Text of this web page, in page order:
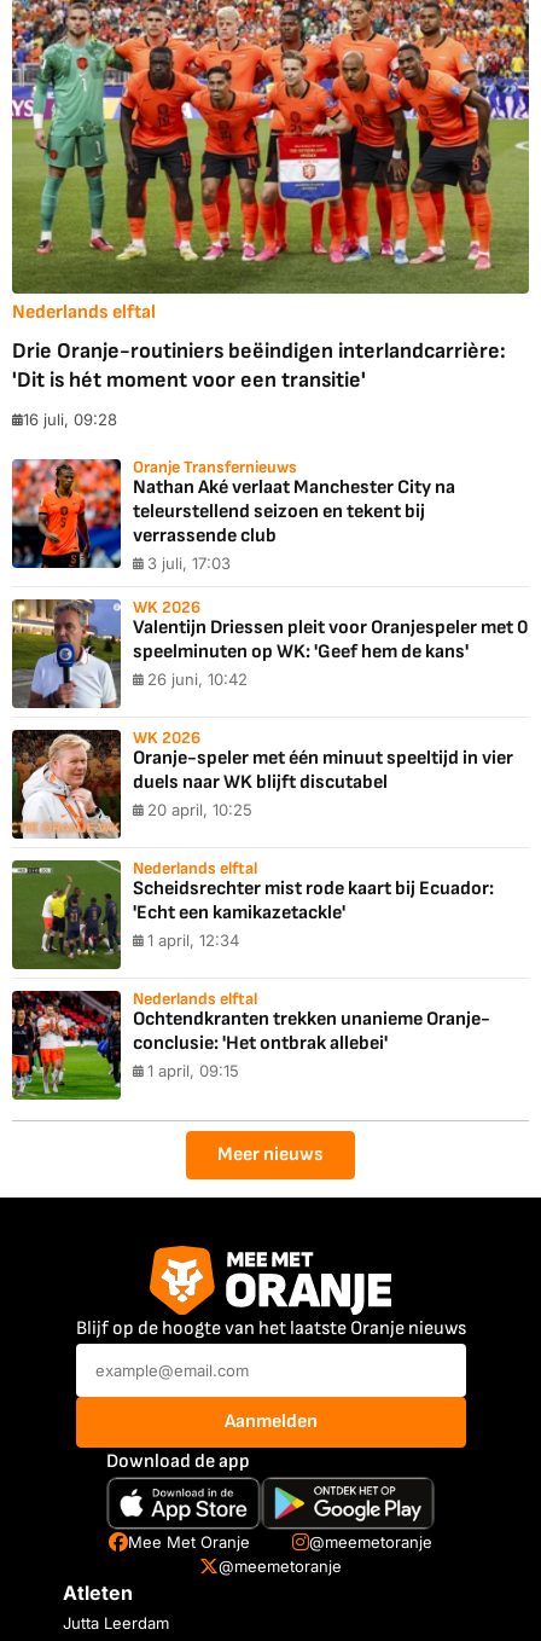
Nederlands elftal
Drie Oranje-routiniers beëindigen interlandcarrière:
'Dit is hét moment voor een transitie'
16 juli, 09:28
Oranje Transfernieuws
Nathan Aké verlaat Manchester City na
teleurstellend seizoen en tekent bij
verrassende club
3 juli, 17:03
WK 2026
Valentijn Driessen pleit voor Oranjespeler met 0
speelminuten op WK: 'Geef hem de kans'
26 juni, 10:42
WK 2026
Oranje-speler met één minuut speeltijd in vier
duels naar WK blijft discutabel
20 april, 10:25
Nederlands elftal
Scheidsrechter mist rode kaart bij Ecuador:
'Echt een kamikazetackle'
1 april, 12:34
Nederlands elftal
Ochtendkranten trekken unanieme Oranje-
conclusie: 'Het ontbrak allebei'
1 april, 09:15
Meer nieuws
Blijf op de hoogte van het laatste Oranje nieuws
Aanmelden
Download de app
Mee Met Oranje
@meemetoranje
@meemetoranje
Atleten
Jutta Leerdam